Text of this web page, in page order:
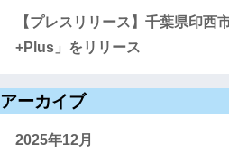
【プレスリリース】千葉県印西
+Plus」をリリース
アーカイブ
2025年12月